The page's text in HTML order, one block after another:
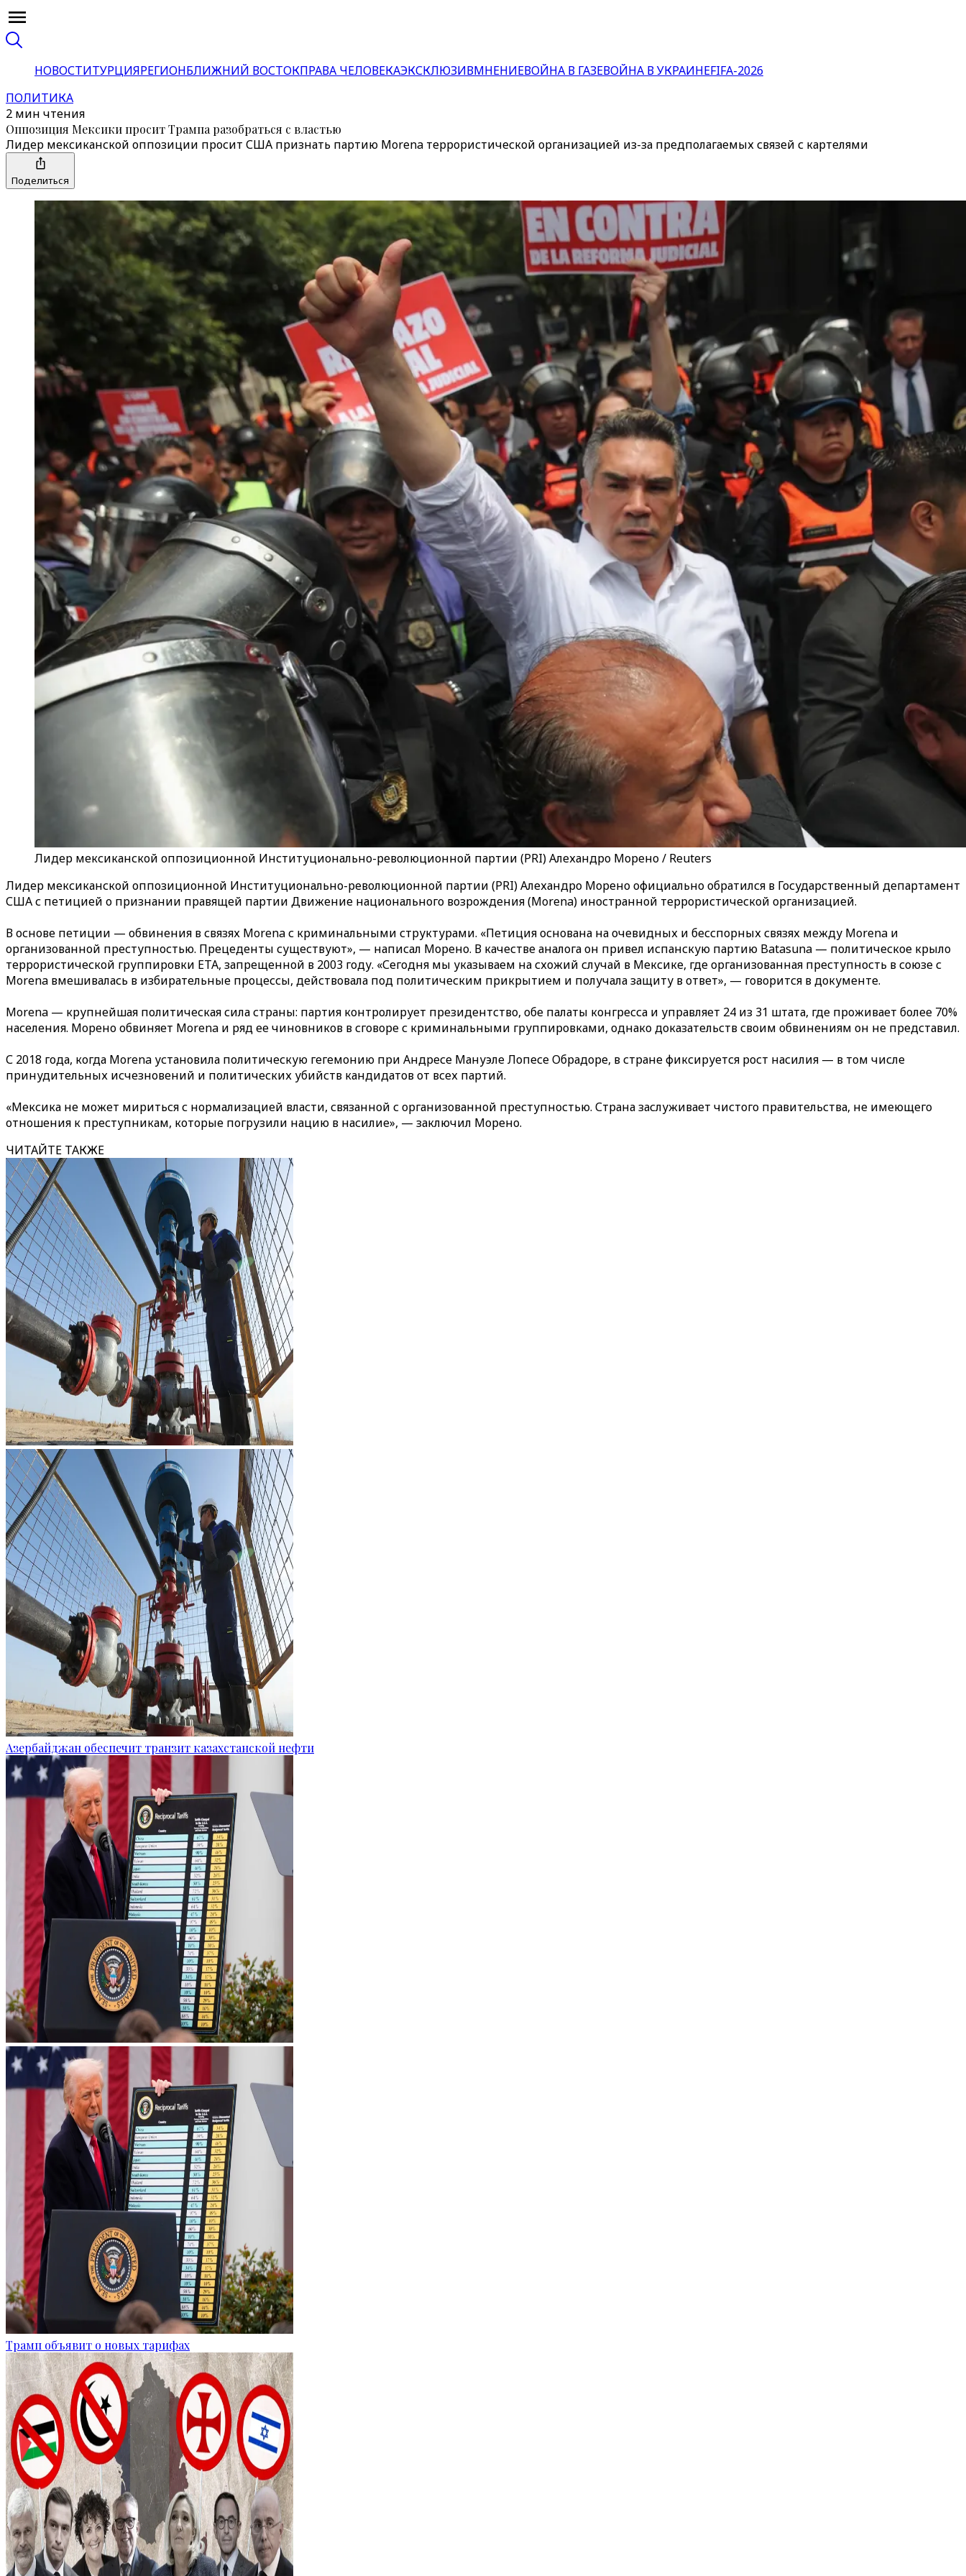
НОВОСТИТУРЦИЯРЕГИОНБЛИЖНИЙ ВОСТОКПРАВА ЧЕЛОВЕКАЭКСКЛЮЗИВМНЕНИЕВОЙНА В ГАЗЕВОЙНА В УКРАИНЕFIFA-2026
ПОЛИТИКА
2 мин чтения
Оппозиция Мексики просит Трампа разобраться с властью
Лидер мексиканской оппозиции просит США признать партию Morena террористической организацией из-за предполагаемых связей с картелями
Поделиться
Лидер мексиканской оппозиционной Институционально-революционной партии (PRI) Алехандро Морено / Reuters
Лидер мексиканской оппозиционной Институционально-революционной партии (PRI) Алехандро Морено официально обратился в Государственный департамент
США с петицией о признании правящей партии Движение национального возрождения (Morena) иностранной террористической организацией.
В основе петиции — обвинения в связях Morena с криминальными структурами. «Петиция основана на очевидных и бесспорных связях между Morena и
организованной преступностью. Прецеденты существуют», — написал Морено. В качестве аналога он привел испанскую партию Batasuna — политическое крыло
террористической группировки ETA, запрещенной в 2003 году. «Сегодня мы указываем на схожий случай в Мексике, где организованная преступность в союзе с
Morena вмешивалась в избирательные процессы, действовала под политическим прикрытием и получала защиту в ответ», — говорится в документе.
Morena — крупнейшая политическая сила страны: партия контролирует президентство, обе палаты конгресса и управляет 24 из 31 штата, где проживает более 70%
населения. Морено обвиняет Morena и ряд ее чиновников в сговоре с криминальными группировками, однако доказательств своим обвинениям он не представил.
С 2018 года, когда Morena установила политическую гегемонию при Андресе Мануэле Лопесе Обрадоре, в стране фиксируется рост насилия — в том числе
принудительных исчезновений и политических убийств кандидатов от всех партий.
«Мексика не может мириться с нормализацией власти, связанной с организованной преступностью. Страна заслуживает чистого правительства, не имеющего
отношения к преступникам, которые погрузили нацию в насилие», — заключил Морено.
ЧИТАЙТЕ ТАКЖЕ
Азербайджан обеспечит транзит казахстанской нефти
Трамп объявит о новых тарифах